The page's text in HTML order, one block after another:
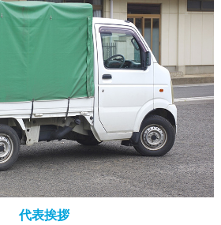
代表挨拶